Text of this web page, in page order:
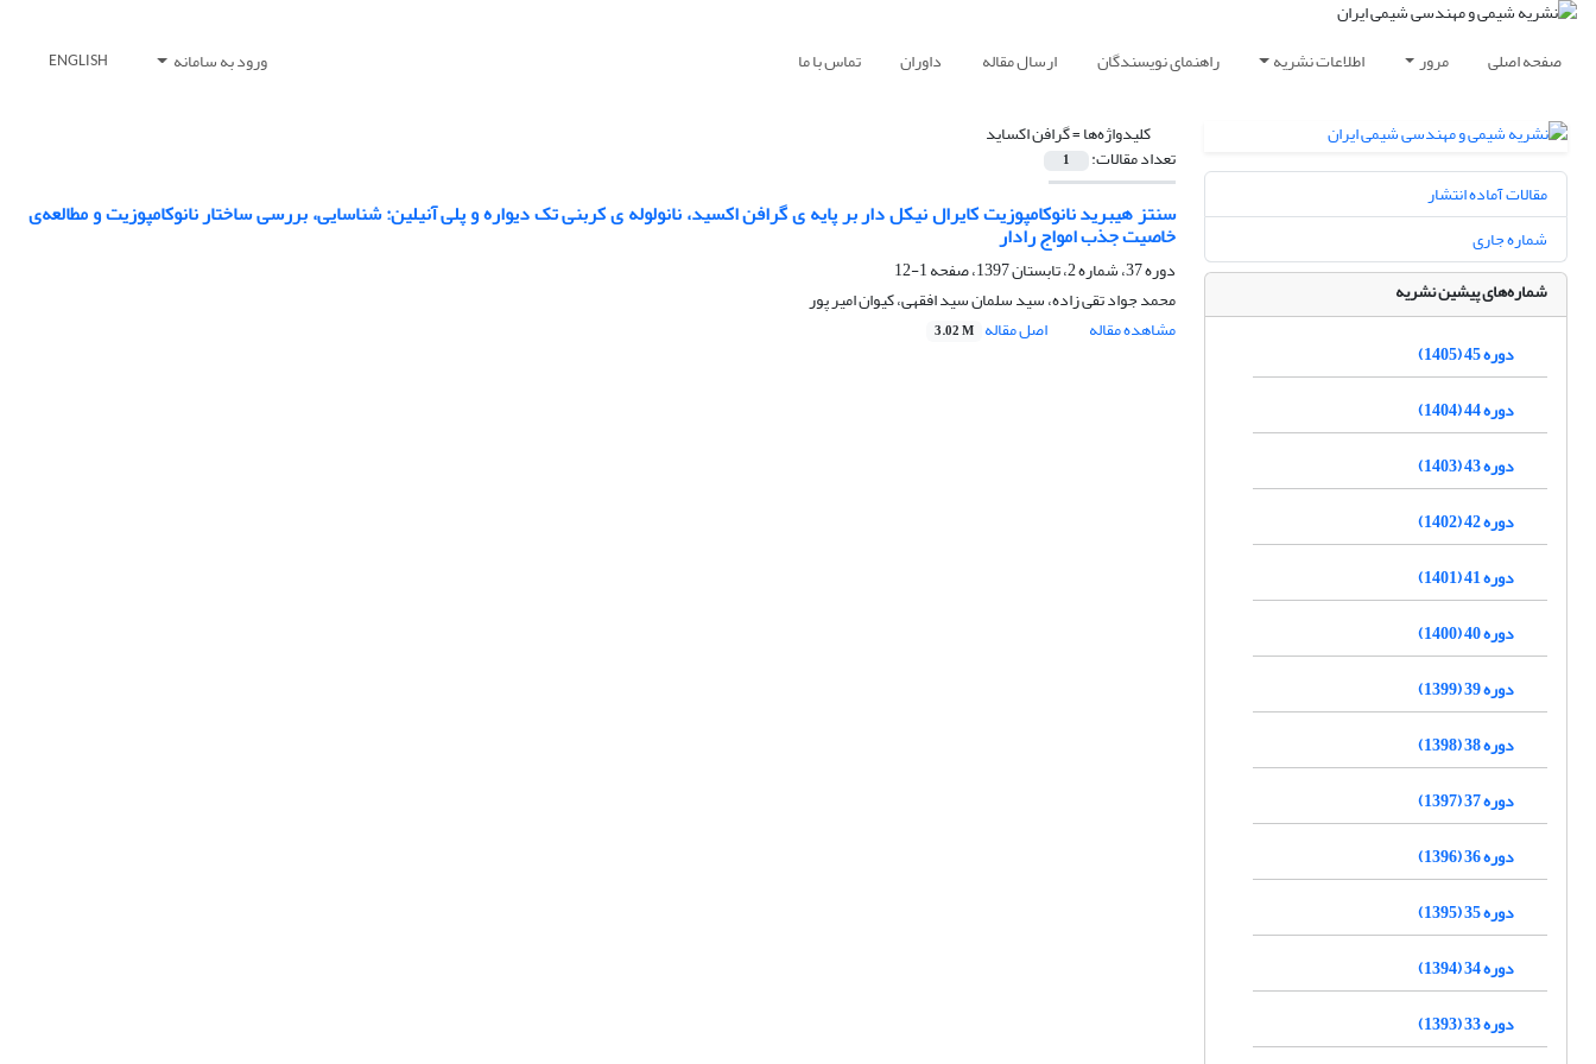
صفحه اصلی مرور اطلاعات نشریه راهنمای نویسندگان ارسال مقاله داوران تماس با ما ورود به سامانه ENGLISH
کلیدواژه‌ها =گرافن اکساید
تعداد مقالات: 1
سنتز هیبرید نانوکامپوزیت کایرال نیکل دار بر پایه ی گرافن اکسید، نانولوله ی کربنی تک دیواره و پلی آنیلین: شناسایی، بررسی ساختار نانوکامپوزیت و مطالعه‌ی
خاصیت جذب امواج رادار
دوره 37، شماره 2، تابستان 1397، صفحه
1-12
محمد جواد تقی زاده، سید سلمان سید افقهی، کیوان امیر پور
مشاهده مقاله
اصل مقاله 3.02 M
مقالات آماده انتشار
شماره جاری
شماره‌های پیشین نشریه
دوره 45 (1405)
دوره 44 (1404)
دوره 43 (1403)
دوره 42 (1402)
دوره 41 (1401)
دوره 40 (1400)
دوره 39 (1399)
دوره 38 (1398)
دوره 37 (1397)
دوره 36 (1396)
دوره 35 (1395)
دوره 34 (1394)
دوره 33 (1393)